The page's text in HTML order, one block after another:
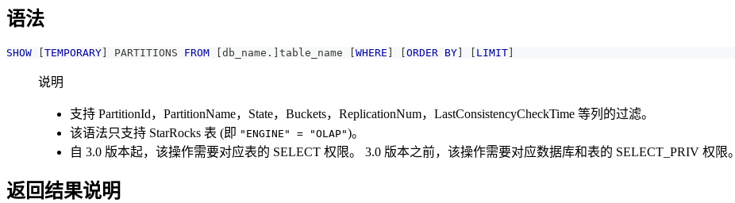
语法
SHOW [TEMPORARY] PARTITIONS FROM [db_name . ] table_name [WHERE ] [ORDER BY] [ LIMIT]
说明
支持 PartitionId，PartitionName，State，Buckets，ReplicationNum，LastConsistencyCheckTime 等列的过滤。
该语法只支持 StarRocks 表 (即 "ENGINE" = "OLAP")。
自 3.0 版本起，该操作需要对应表的 SELECT 权限。 3.0 版本之前，该操作需要对应数据库和表的 SELECT_PRIV 权限。
返回结果说明